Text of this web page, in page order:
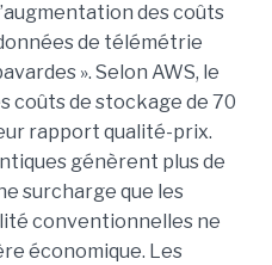
des coûts
de télémétrie
». Selon AWS, le
coûts de stockage de 70
rapport qualité-prix.
génèrent plus de
surcharge que les
conventionnelles ne
économique. Les